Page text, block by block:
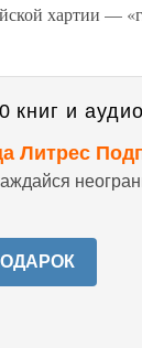
хартии —
книг и
Литрес